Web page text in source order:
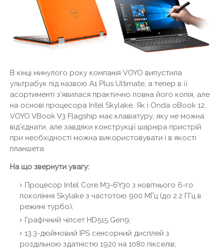
В кінці минулого року компанія VOYO випустила
ультрабук під назвою A1 Plus Ultimate, а тепер в її
асортименті з'явилася практично повна його копія, але
на основі процесора Intel Skylake. Як і Onda oBook 12,
VOYO VBook V3 Flagship має клавіатуру, яку не можна
від'єднати, але завдяки конструкції шарніра пристрій
при необхідності можна використовувати і в якості
планшета.
На що звернути увагу:
Процесор Intel Core M3-6Y30 з новітнього 6-го
покоління Skylake з частотою 900 МГц (до 2.2 ГГц в
режимі турбо);
Графічний чіпсет HD515 Gen9;
13.3-дюймовий IPS сенсорний дисплей з
роздільною здатністю 1920 на 1080 пікселів;